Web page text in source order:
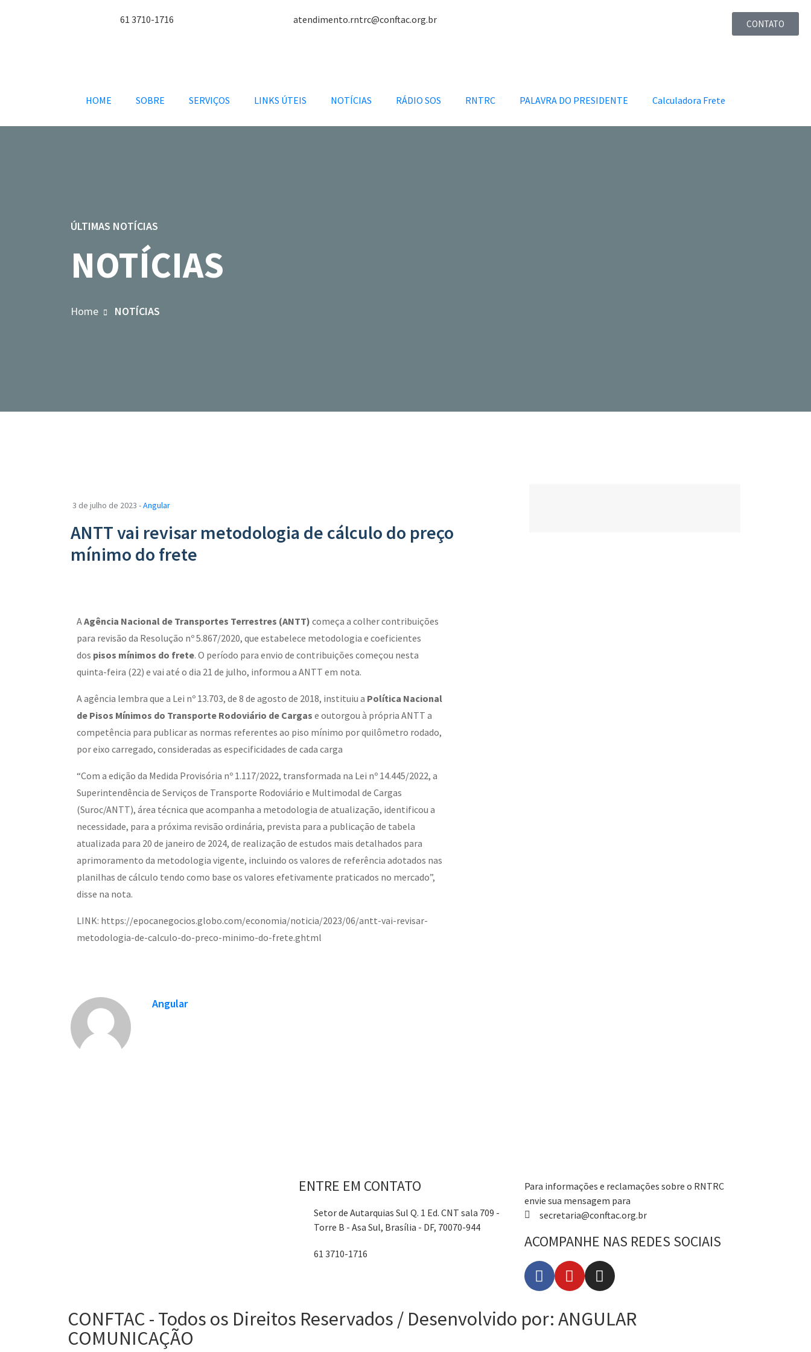
61 3710-1716 atendimento.rntrc@conftac.org.br CONTATO
HOME SOBRE SERVIÇOS LINKS ÚTEIS NOTÍCIAS RÁDIO SOS RNTRC PALAVRA DO PRESIDENTE Calculadora Frete
ÚLTIMAS NOTÍCIAS
NOTÍCIAS
Home NOTÍCIAS
3 de julho de 2023 -Angular
ANTT vai revisar metodologia de cálculo do preço
mínimo do frete
AAgência Nacional de Transportes Terrestres (ANTT) começa a colher contribuições
para revisão da Resolução nº 5.867/2020, que estabelece metodologia e coeficientes
dos pisos mínimos do frete. O período para envio de contribuições começou nesta
quinta-feira (22) e vai até o dia 21 de julho, informou a ANTT em nota.
A agência lembra que a Lei nº 13.703, de 8 de agosto de 2018, instituiu a Política Nacional
de Pisos Mínimos do Transporte Rodoviário de Cargas e outorgou à própria ANTT a
competência para publicar as normas referentes ao piso mínimo por quilômetro rodado,
por eixo carregado, consideradas as especificidades de cada carga
“Com a edição da Medida Provisória nº 1.117/2022, transformada na Lei nº 14.445/2022, a
Superintendência de Serviços de Transporte Rodoviário e Multimodal de Cargas
(Suroc/ANTT), área técnica que acompanha a metodologia de atualização, identificou a
necessidade, para a próxima revisão ordinária, prevista para a publicação de tabela
atualizada para 20 de janeiro de 2024, de realização de estudos mais detalhados para
aprimoramento da metodologia vigente, incluindo os valores de referência adotados nas
planilhas de cálculo tendo como base os valores efetivamente praticados no mercado”,
disse na nota.
LINK: https://epocanegocios.globo.com/economia/noticia/2023/06/antt-vai-revisar-
metodologia-de-calculo-do-preco-minimo-do-frete.ghtml
Angular
ENTRE EM CONTATO
Setor de Autarquias Sul Q. 1 Ed. CNT sala 709 -
Torre B - Asa Sul, Brasília - DF, 70070-944
61 3710-1716
Para informações e reclamações sobre o RNTRC
envie sua mensagem para
secretaria@conftac.org.br
ACOMPANHE NAS REDES SOCIAIS
CONFTAC - Todos os Direitos Reservados / Desenvolvido por: ANGULAR
COMUNICAÇÃO